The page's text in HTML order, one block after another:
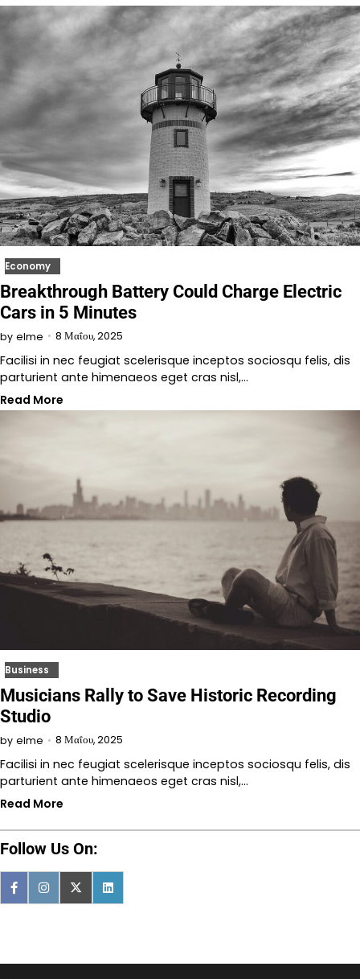
Economy
Breakthrough Battery Could Charge Electric
Cars in 5 Minutes
by elme 8 Μαΐου, 2025
Facilisi in nec feugiat scelerisque inceptos sociosqu felis, dis
parturient ante himenaeos eget cras nisl,…
Read More
Business
Musicians Rally to Save Historic Recording
Studio
by elme 8 Μαΐου, 2025
Facilisi in nec feugiat scelerisque inceptos sociosqu felis, dis
parturient ante himenaeos eget cras nisl,…
Read More
Follow Us On: